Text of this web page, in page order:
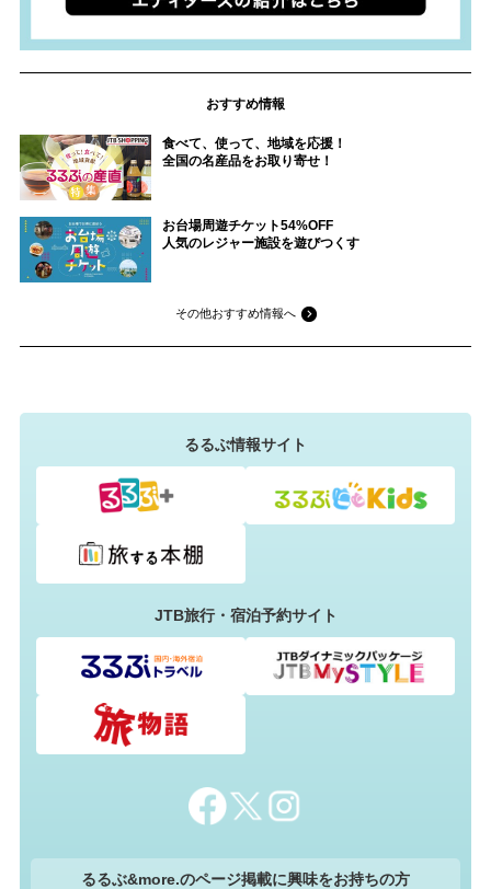
おすすめ情報
食べて、使って、地域を応援！
全国の名産品をお取り寄せ！
お台場周遊チケット54%OFF
人気のレジャー施設を遊びつくす
その他おすすめ情報へ
るるぶ情報サイト
JTB旅行・宿泊予約サイト
るるぶ&more.のページ掲載に興味をお持ちの方